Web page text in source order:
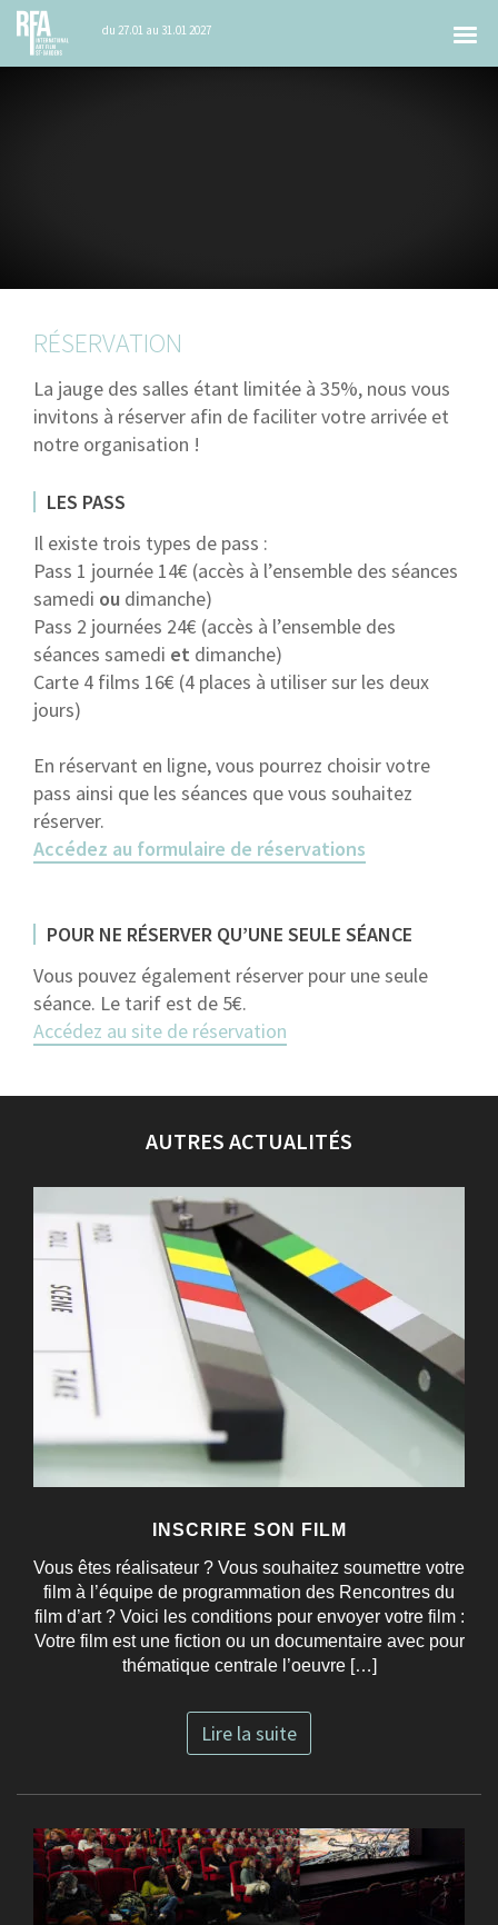
du 27.01 au 31.01 2027
RÉSERVATION
La jauge des salles étant limitée à 35%, nous vous
invitons à réserver afin de faciliter votre arrivée et
notre organisation !
LES PASS
Il existe trois types de pass :
Pass 1 journée 14€ (accès à l’ensemble des séances
samedi ou dimanche)
Pass 2 journées 24€ (accès à l’ensemble des
séances samedi et dimanche)
Carte 4 films 16€ (4 places à utiliser sur les deux
jours)
En réservant en ligne, vous pourrez choisir votre
pass ainsi que les séances que vous souhaitez
réserver.
Accédez au formulaire de réservations
POUR NE RÉSERVER QU’UNE SEULE SÉANCE
Vous pouvez également réserver pour une seule
séance. Le tarif est de 5€.
Accédez au site de réservation
AUTRES ACTUALITÉS
INSCRIRE SON FILM
Vous êtes réalisateur ? Vous souhaitez soumettre votre
film à l’équipe de programmation des Rencontres du
film d’art ? Voici les conditions pour envoyer votre film :
Votre film est une fiction ou un documentaire avec pour
thématique centrale l’oeuvre […]
Lire la suite